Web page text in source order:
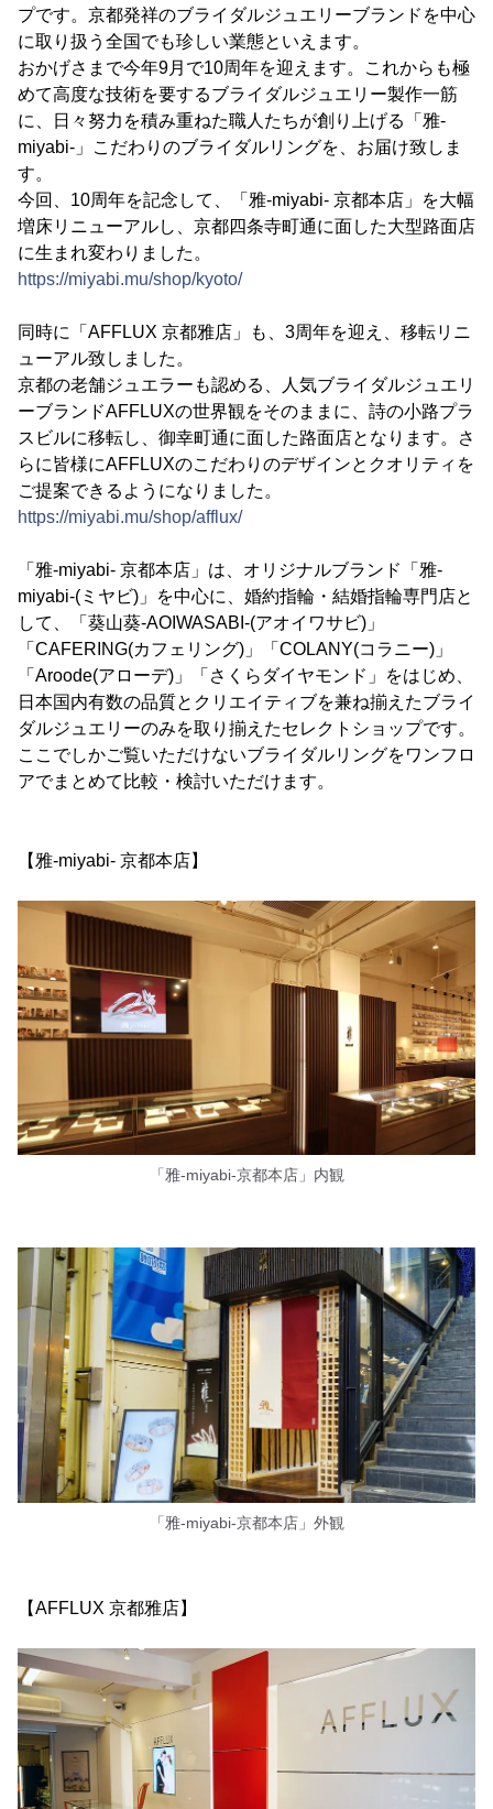
プです。京都発祥のブライダルジュエリーブランドを中心
に取り扱う全国でも珍しい業態といえます。
おかげさまで今年9月で10周年を迎えます。これからも極
めて高度な技術を要するブライダルジュエリー製作一筋
に、日々努力を積み重ねた職人たちが創り上げる「雅-
miyabi-」こだわりのブライダルリングを、お届け致しま
す。
今回、10周年を記念して、「雅-miyabi- 京都本店」を大幅
増床リニューアルし、京都四条寺町通に面した大型路面店
に生まれ変わりました。
https://miyabi.mu/shop/kyoto/
同時に「AFFLUX 京都雅店」も、3周年を迎え、移転リニ
ューアル致しました。
京都の老舗ジュエラーも認める、人気ブライダルジュエリ
ーブランドAFFLUXの世界観をそのままに、詩の小路プラ
スビルに移転し、御幸町通に面した路面店となります。さ
らに皆様にAFFLUXのこだわりのデザインとクオリティを
ご提案できるようになりました。
https://miyabi.mu/shop/afflux/
「雅-miyabi- 京都本店」は、オリジナルブランド「雅-
miyabi-(ミヤビ)」を中心に、婚約指輪・結婚指輪専門店と
して、「葵山葵-AOIWASABI-(アオイワサビ)」
「CAFERING(カフェリング)」「COLANY(コラニー)」
「Aroode(アローデ)」「さくらダイヤモンド」をはじめ、
日本国内有数の品質とクリエイティブを兼ね揃えたブライ
ダルジュエリーのみを取り揃えたセレクトショップです。
ここでしかご覧いただけないブライダルリングをワンフロ
アでまとめて比較・検討いただけます。
【雅-miyabi- 京都本店】
「雅-miyabi-京都本店」内観
「雅-miyabi-京都本店」外観
【AFFLUX 京都雅店】